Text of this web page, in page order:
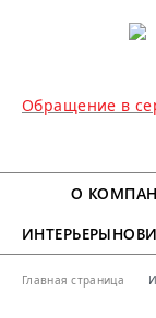
Обращение в
МЕНЮ
О
ИНТЕРЬЕРЫ
Главная страница